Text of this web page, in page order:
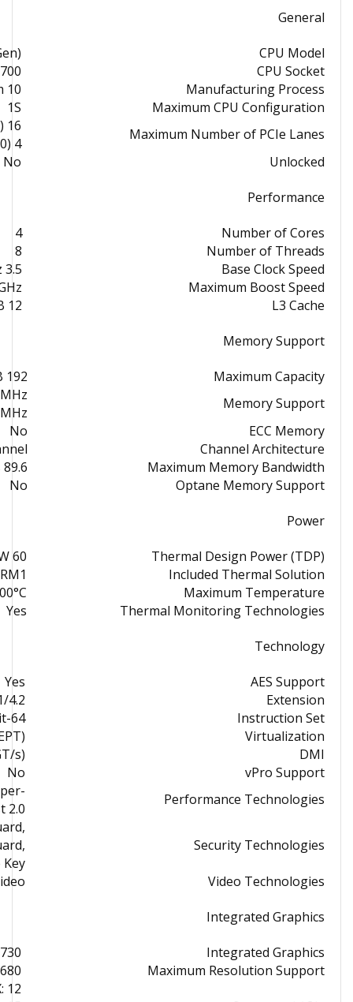
General
CPU Model
CPU Socket
Manufacturing Process
10 nm
Maximum CPU Configuration
1S
Maximum Number of PCIe Lanes
16 (Revision 5.0)
4 (Revision 4.0)
Unlocked
No
Performance
Number of Cores
4
Number of Threads
8
Base Clock Speed
3.5 GHz
Maximum Boost Speed
L3 Cache
12 MB
Memory Support
Maximum Capacity
192 GB
Memory Support
ECC Memory
No
Channel Architecture
Maximum Memory Bandwidth
89.6 GB/s
Optane Memory Support
No
Power
Thermal Design Power (TDP)
60 W
Included Thermal Solution
Maximum Temperature
Thermal Monitoring Technologies
Yes
Technology
AES Support
Yes
Extension
4.2
Instruction Set
64-Bit
Virtualization
DMI
s)
vPro Support
No
Performance Technologies
2.0
Security Technologies
Key
Video Technologies
Integrated Graphics
Integrated Graphics
Maximum Resolution Support
at 60 Hz
12